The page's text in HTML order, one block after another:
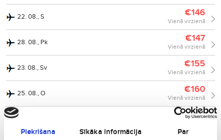
Piekrišana Sīkāka informācija Par
22. 08., S €146
Vienā virzienā
28. 08., Pk €147
Vienā virzienā
23. 08., Sv €155
Vienā virzienā
25. 08., O €160
Vienā virzienā
24. 08., P €164